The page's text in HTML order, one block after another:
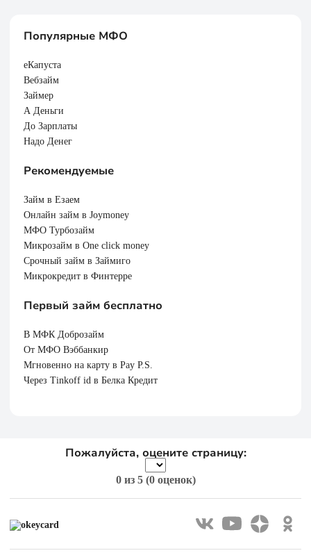
Популярные МФО
еКапуста
Вебзайм
Займер
А Деньги
До Зарплаты
Надо Денег
Рекомендуемые
Займ в Езаем
Онлайн займ в Joymoney
МФО Турбозайм
Микрозайм в One click money
Срочный займ в Займиго
Микрокредит в Финтерре
Первый займ бесплатно
В МФК Доброзайм
От МФО Вэббанкир
Мгновенно на карту в Pay P.S.
Через Tinkoff id в Белка Кредит
Пожалуйста, оцените страницу:
0из 5 (0 оценок)